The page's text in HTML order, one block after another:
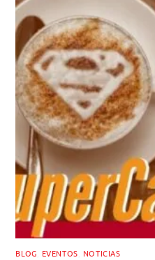
BLOG EVENTOS NOTICIAS